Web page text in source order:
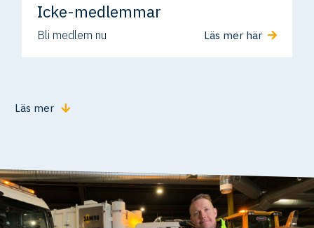
Icke-medlemmar
Bli medlem nu Läs mer här
Läs mer